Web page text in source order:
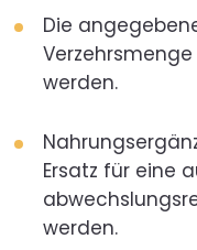
Die
werden.
Ersatz für eine
werden.